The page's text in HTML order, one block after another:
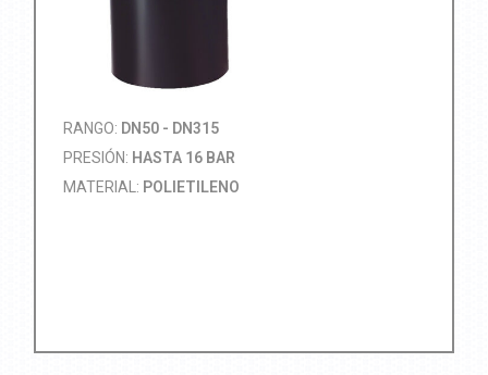
RANGO: DN50 - DN315
PRESIÓN: HASTA 16 BAR
MATERIAL: POLIETILENO